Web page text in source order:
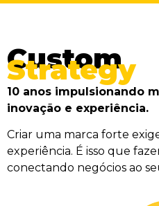
Custom
Strategy
10 anos impulsionando
inovação e experiência.
Criar uma marca forte
experiência. É isso que
conectando negócios ao